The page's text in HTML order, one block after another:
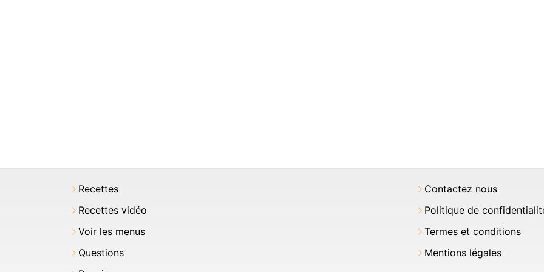
Recettes
Recettes vidéo
Voir les menus
Questions
Contactez nous
Politique de
Termes et conditions
Mentions légales